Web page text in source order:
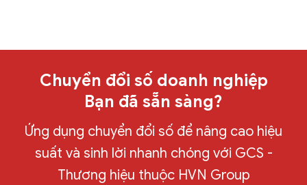
Chuyển đổi số doanh nghiệp
Bạn đã sẵn sàng?
Ứng dụng chuyển đổi số để nâng cao hiệu
suất và sinh lời nhanh chóng với GCS -
Thương hiệu thuộc HVN Group